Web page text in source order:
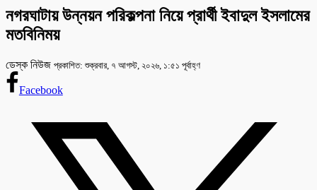
নগরঘাটায় উন্নয়ন পরিকল্পনা নিয়ে প্রার্থী ইবাদুল ইসলামের
মতবিনিময়
ডেস্ক নিউজ প্রকাশিত: শুক্রবার, ৭ আগস্ট, ২০২৬, ১:৫১ পূর্বাহ্ণ
Facebook